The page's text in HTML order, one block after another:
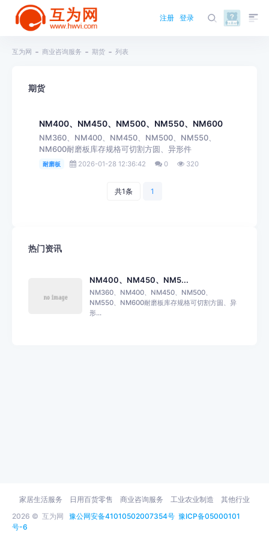
注册 登录
互为网 商业咨询服务 期货 列表
期货
NM400、NM450、NM500、NM550、NM600
NM360、NM400、NM450、NM500、NM550、
NM600耐磨板库存规格可切割方圆、异形件
耐磨板 2026-01-28 12:36:42 0 320
共1条 1
热门资讯
NM400、NM450、NM5...
NM360、NM400、NM450、NM500、
NM550、NM600耐磨板库存规格可切割方圆、异
形...
2026 © 互为网 豫公网安备41010502007354号 豫ICP备05000101
号-6
家居生活服务 日用百货零售 商业咨询服务 工业农业制造 其他行业